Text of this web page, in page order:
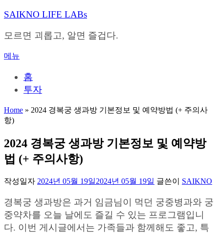
내
으
바
SAIKNO LIFE LABs
모르면 괴롭고, 알면 즐겁다.
메뉴
홈
투자
Home » 2024 경복궁 생과방 기본정보 및 예약방법 (+ 주의사
항)
2024 경복궁 생과방 기본정보 및 예약방
법 (+ 주의사항)
작성일자 2024년 05월 19일2024년 05월 19일 글쓴이 SAIKNO
경복궁 생과방은 과거 임금님이 먹던 궁중병과와 궁
중약차를 오늘 날에도 즐길 수 있는 프로그램입니
다. 이번 게시글에서는 가족들과 함께해도 좋고, 특